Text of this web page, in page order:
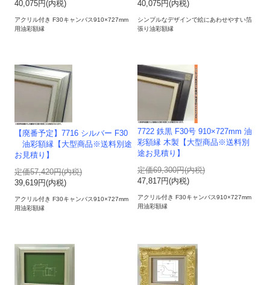
40,075円(内税)
アクリル付き F30キャンバス910×727mm
用油彩額縁
40,075円(内税)
シンプルなデザインで絵にあわせやすい箔
張り油彩額縁
【廃番予定】7716 シルバー F30
油彩額縁【大型商品※送料別途
お見積り】
定価57,420円(内税)
39,619円(内税)
アクリル付き F30キャンバス910×727mm
用油彩額縁
7722 鉄黒 F30号 910×727mm 油
彩額縁 木製【大型商品※送料別
途お見積り】
定価69,300円(内税)
47,817円(内税)
アクリル付き F30キャンバス910×727mm
用油彩額縁